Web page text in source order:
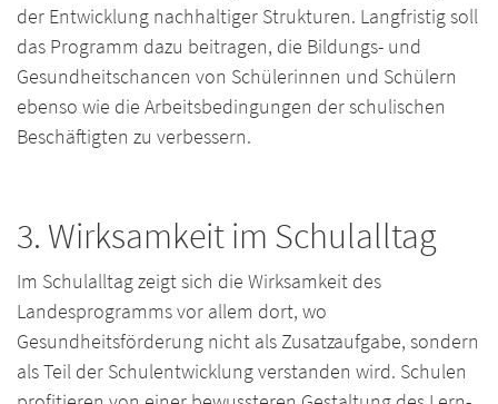
der Entwicklung nachhaltiger Strukturen. Langfristig soll
das Programm dazu beitragen, die Bildungs- und
Gesundheitschancen von Schülerinnen und Schülern
ebenso wie die Arbeitsbedingungen der schulischen
Beschäftigten zu verbessern.
3. Wirksamkeit im Schulalltag
Im Schulalltag zeigt sich die Wirksamkeit des
Landesprogramms vor allem dort, wo
Gesundheitsförderung nicht als Zusatzaufgabe, sondern
als Teil der Schulentwicklung verstanden wird. Schulen